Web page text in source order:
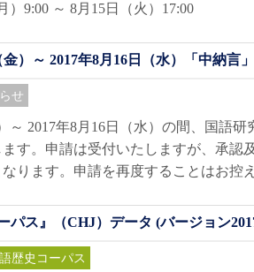
）9:00 ～ 8月15日（火）17:00
金）～ 2017年8月16日（水）「中納言
せ
～ 2017年8月16日（水）の間、国語
す。申請は受付いたしますが、承認
ります。申請を再度することはお控
パス』（CHJ）データ (バージョン
歴史コーパス